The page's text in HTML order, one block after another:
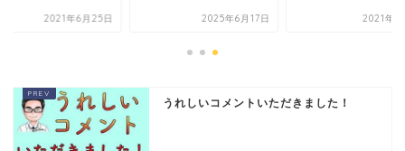
2021年6月25日 2025年6月17日 2021年6
うれしいコメントいただきました！